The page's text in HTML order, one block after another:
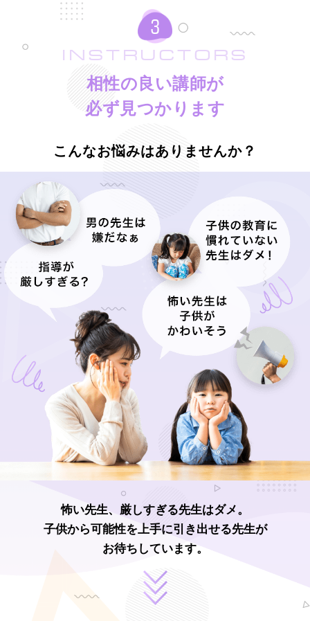
INSTRUCTORS
相性の良い講師が
必ず見つかります
こんなお悩みはありませんか？
怖い先生、厳しすぎる先生はダメ。
子供から可能性を上手に引き出せる先生が
お待ちしています。